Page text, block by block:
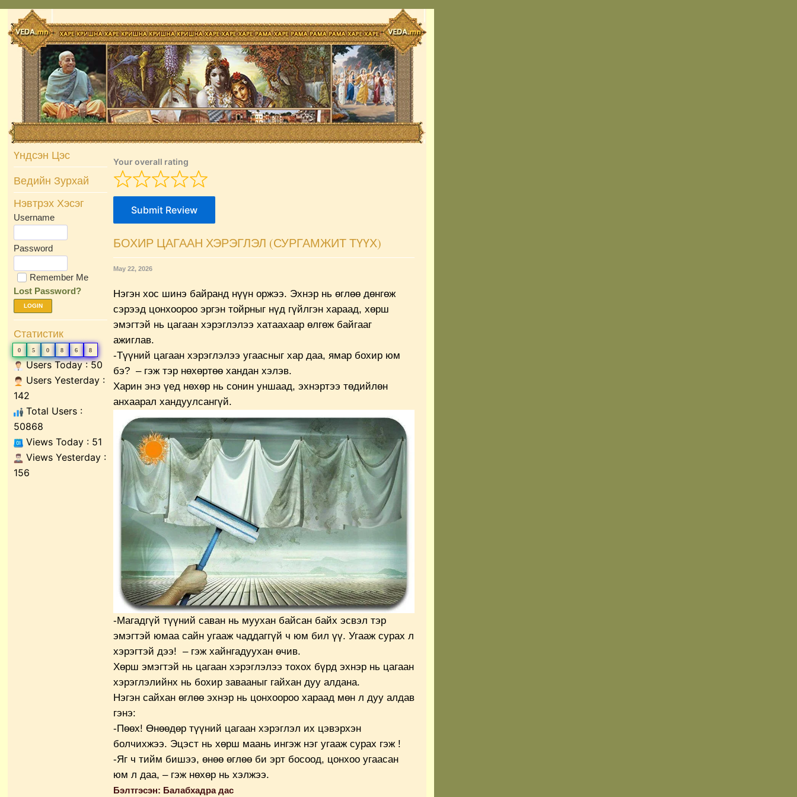
Skip
content
Үндсэн Цэс
Ведийн Зурхай
Нэвтрэх Хэсэг
Username
Password
Remember Me
Lost Password?
LOGIN
Статистик
0 5 0 8 6 8
Users Today : 50
Users Yesterday :
142
Total Users :
50868
Views Today : 51
Views Yesterday :
156
Your overall rating
Submit Review
БОХИР ЦАГААН ХЭРЭГЛЭЛ (СУРГАМЖИТ ТҮҮХ)
May 22, 2026
Нэгэн хос шинэ байранд нүүн оржээ. Эхнэр нь өглөө дөнгөж
сэрээд цонхоороо эргэн тойрныг нүд гүйлгэн хараад, хөрш
эмэгтэй нь цагаан хэрэглэлээ хатаахаар өлгөж байгааг
ажиглав.
-Түүний цагаан хэрэглэлээ угаасныг хар даа, ямар бохир юм
бэ? – гэж тэр нөхөртөө хандан хэлэв.
Харин энэ үед нөхөр нь сонин уншаад, эхнэртээ төдийлөн
анхаарал хандуулсангүй.
-Магадгүй түүний саван нь муухан байсан байх эсвэл тэр
эмэгтэй юмаа сайн угааж чаддаггүй ч юм бил үү. Угааж сурах л
хэрэгтэй дээ! – гэж хайнгадуухан өчив.
Хөрш эмэгтэй нь цагаан хэрэглэлээ тохох бүрд эхнэр нь цагаан
хэрэглэлийнх нь бохир завааныг гайхан дуу алдана.
Нэгэн сайхан өглөө эхнэр нь цонхоороо хараад мөн л дуу алдав
гэнэ:
-Пөөх! Өнөөдөр түүний цагаан хэрэглэл их цэвэрхэн
болчихжээ. Эцэст нь хөрш маань ингэж нэг угааж сурах гэж !
-Яг ч тийм бишээ, өнөө өглөө би эрт босоод, цонхоо угаасан
юм л даа, – гэж нөхөр нь хэлжээ.
Бэлтгэсэн: Балабхадра дас